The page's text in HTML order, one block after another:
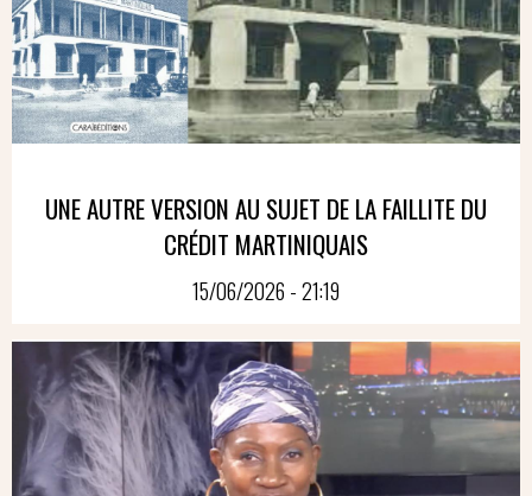
UNE AUTRE VERSION AU SUJET DE LA FAILLITE DU
CRÉDIT MARTINIQUAIS
15/06/2026 - 21:19